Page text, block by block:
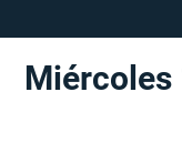
Miércoles